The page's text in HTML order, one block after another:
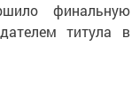
финальную
титула в